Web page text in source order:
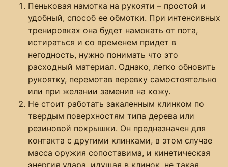
Пеньковая намотка на рукояти – простой и
удобный, способ ее обмотки. При интенсивных
тренировках она будет намокать от пота,
истираться и со временем придет в
негодность, нужно понимать что это
расходный материал. Однако, легко обновить
рукоятку, перемотав веревку самостоятельно
или при желании заменив на кожу.
Не стоит работать закаленным клинком по
твердым поверхностям типа дерева или
резиновой покрышки. Он предназначен для
контакта с другими клинками, в этом случае
масса оружия сопоставима, и кинетическая